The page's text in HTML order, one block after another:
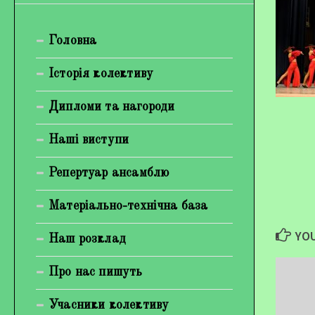
Гірієнко Ірина Михайлівна
Галерея
Відеогалерея
Фотогалерея
Головна
Історія колективу
Дипломи та нагороди
Наші виступи
Репертуар ансамблю
Матеріально-технічна база
Наш розклад
Про нас пишуть
Учасники колективу